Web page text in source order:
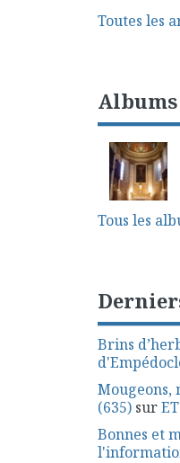
Toutes les
Tous les
Brins
Mougeons,
(635)sur
Bonnes et